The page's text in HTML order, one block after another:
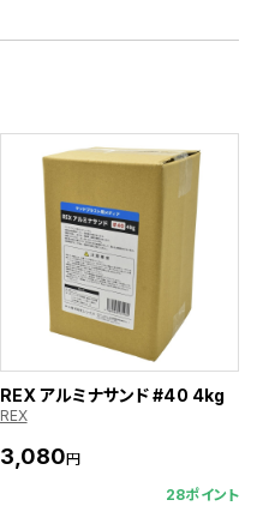
REX アルミナサンド #40 4kg
REX
3,080円
28ポイント